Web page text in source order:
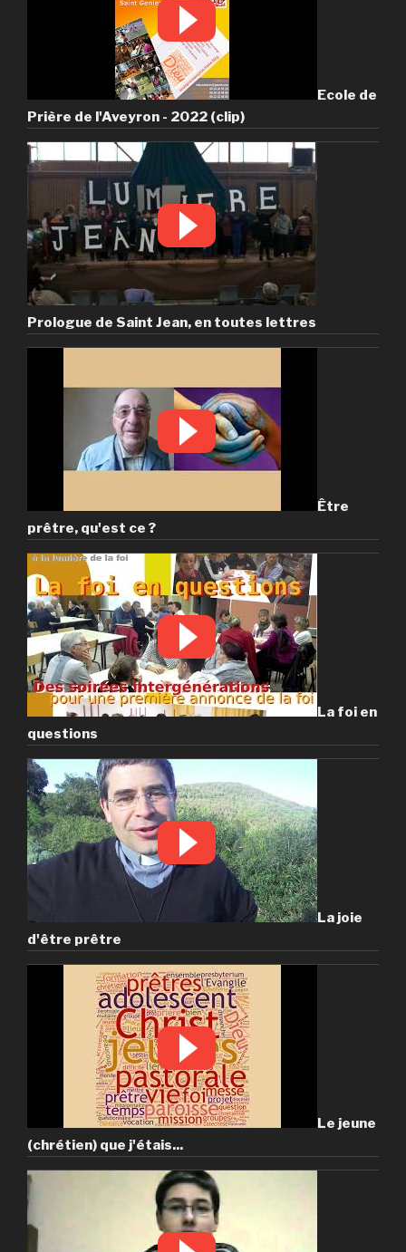
Ecole de
Prière de l'Aveyron - 2022 (clip)
Prologue de Saint Jean, en toutes lettres
Être
prêtre, qu'est ce ?
La foi en
questions
La joie
d'être prêtre
Le jeune
(chrétien) que j'étais...